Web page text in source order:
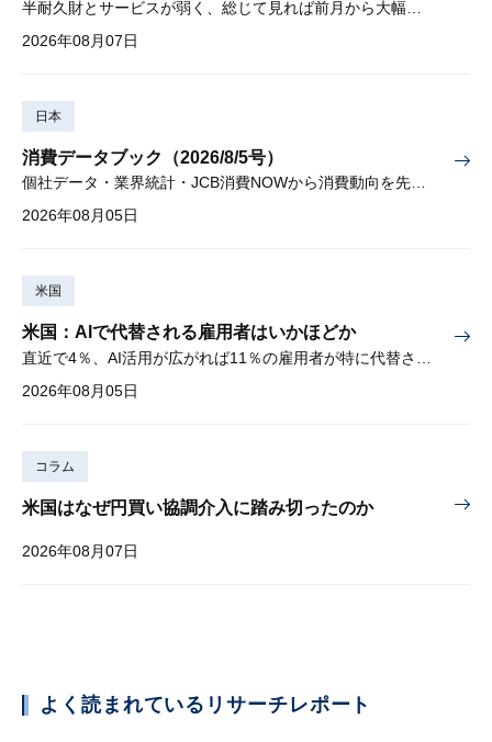
2026年08月07日
日本
消費データブック（2026/8/5号）
個社データ・業界統計・JCB消費NOWから消費動向を先取り
2026年08月05日
米国
米国：AIで代替される雇用者はいかほどか
2026年08月05日
コラム
米国はなぜ円買い協調介入に踏み切ったのか
2026年08月07日
よく読まれているリサーチレポート